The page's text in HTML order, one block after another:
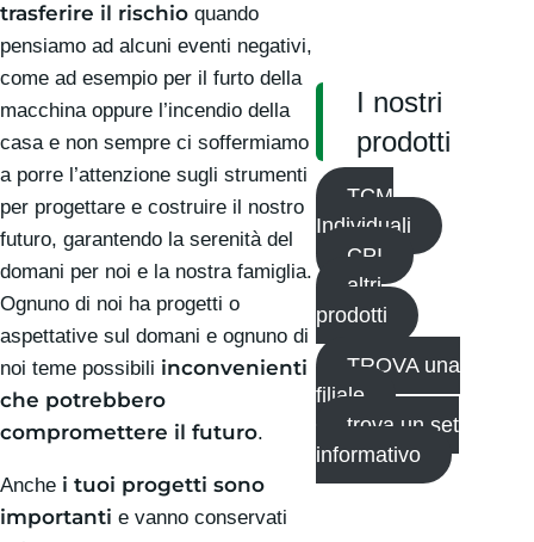
trasferire il rischio quando
pensiamo ad alcuni eventi negativi,
come ad esempio per il furto della
macchina oppure l’incendio della
casa e non sempre ci soffermiamo
a porre l’attenzione sugli strumenti
per progettare e costruire il nostro
futuro, garantendo la serenità del
domani per noi e la nostra famiglia.
Ognuno di noi ha progetti o
aspettative sul domani e ognuno di
noi teme possibili inconvenienti
che potrebbero
compromettere il futuro.
Anche i tuoi progetti sono
importanti e vanno conservati
I nostri
prodotti
TCM
Individuali
CPI
altri
prodotti
TROVA una
filiale
trova un set
informativo